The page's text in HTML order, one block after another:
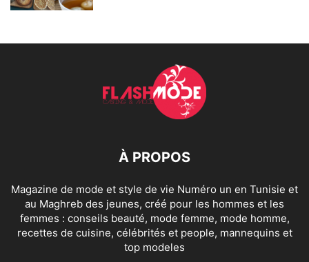
À PROPOS
Magazine de mode et style de vie Numéro un en Tunisie et
au Maghreb des jeunes, créé pour les hommes et les
femmes : conseils beauté, mode femme, mode homme,
recettes de cuisine, célébrités et people, mannequins et
top modeles